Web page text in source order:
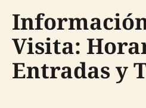
Visita:
Entradas y